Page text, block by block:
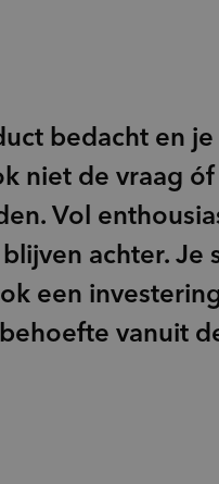
bedacht en
niet de vraag
Vol
achter. Je
een
vanuit